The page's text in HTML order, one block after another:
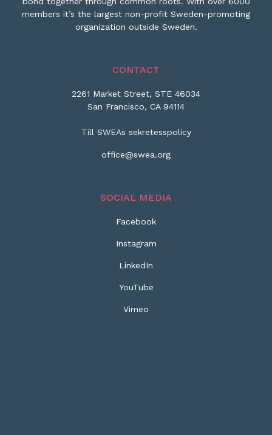
members it’s the largest non-profit Sweden-promoting
organization outside Sweden.
CONTACT
2261 Market Street, STE 46034
San Francisco, CA 94114
Till SWEAs sekretesspolicy
office@swea.org
SOCIAL MEDIA
Facebook
Instagram
LinkedIn
YouTube
Vimeo